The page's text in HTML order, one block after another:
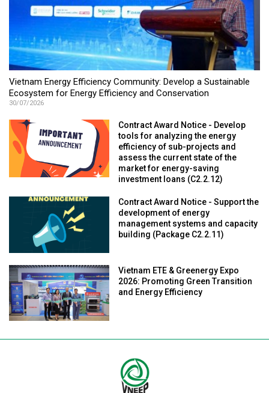
Vietnam Energy Efficiency Community: Develop a Sustainable
Ecosystem for Energy Efficiency and Conservation
30/07/2026
Contract Award Notice - Develop
tools for analyzing the energy
efficiency of sub-projects and
assess the current state of the
market for energy-saving
investment loans (C2.2.12)
Contract Award Notice - Support the
development of energy
management systems and capacity
building (Package C2.2.11)
Vietnam ETE & Greenergy Expo
2026: Promoting Green Transition
and Energy Efficiency